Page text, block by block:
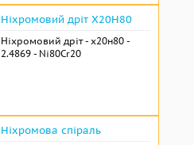
Ніхромовий дріт Х20Н80
Ніхромовий дріт - х20н80 -
2.4869 - Ni80Cr20
Ніхромова спіраль